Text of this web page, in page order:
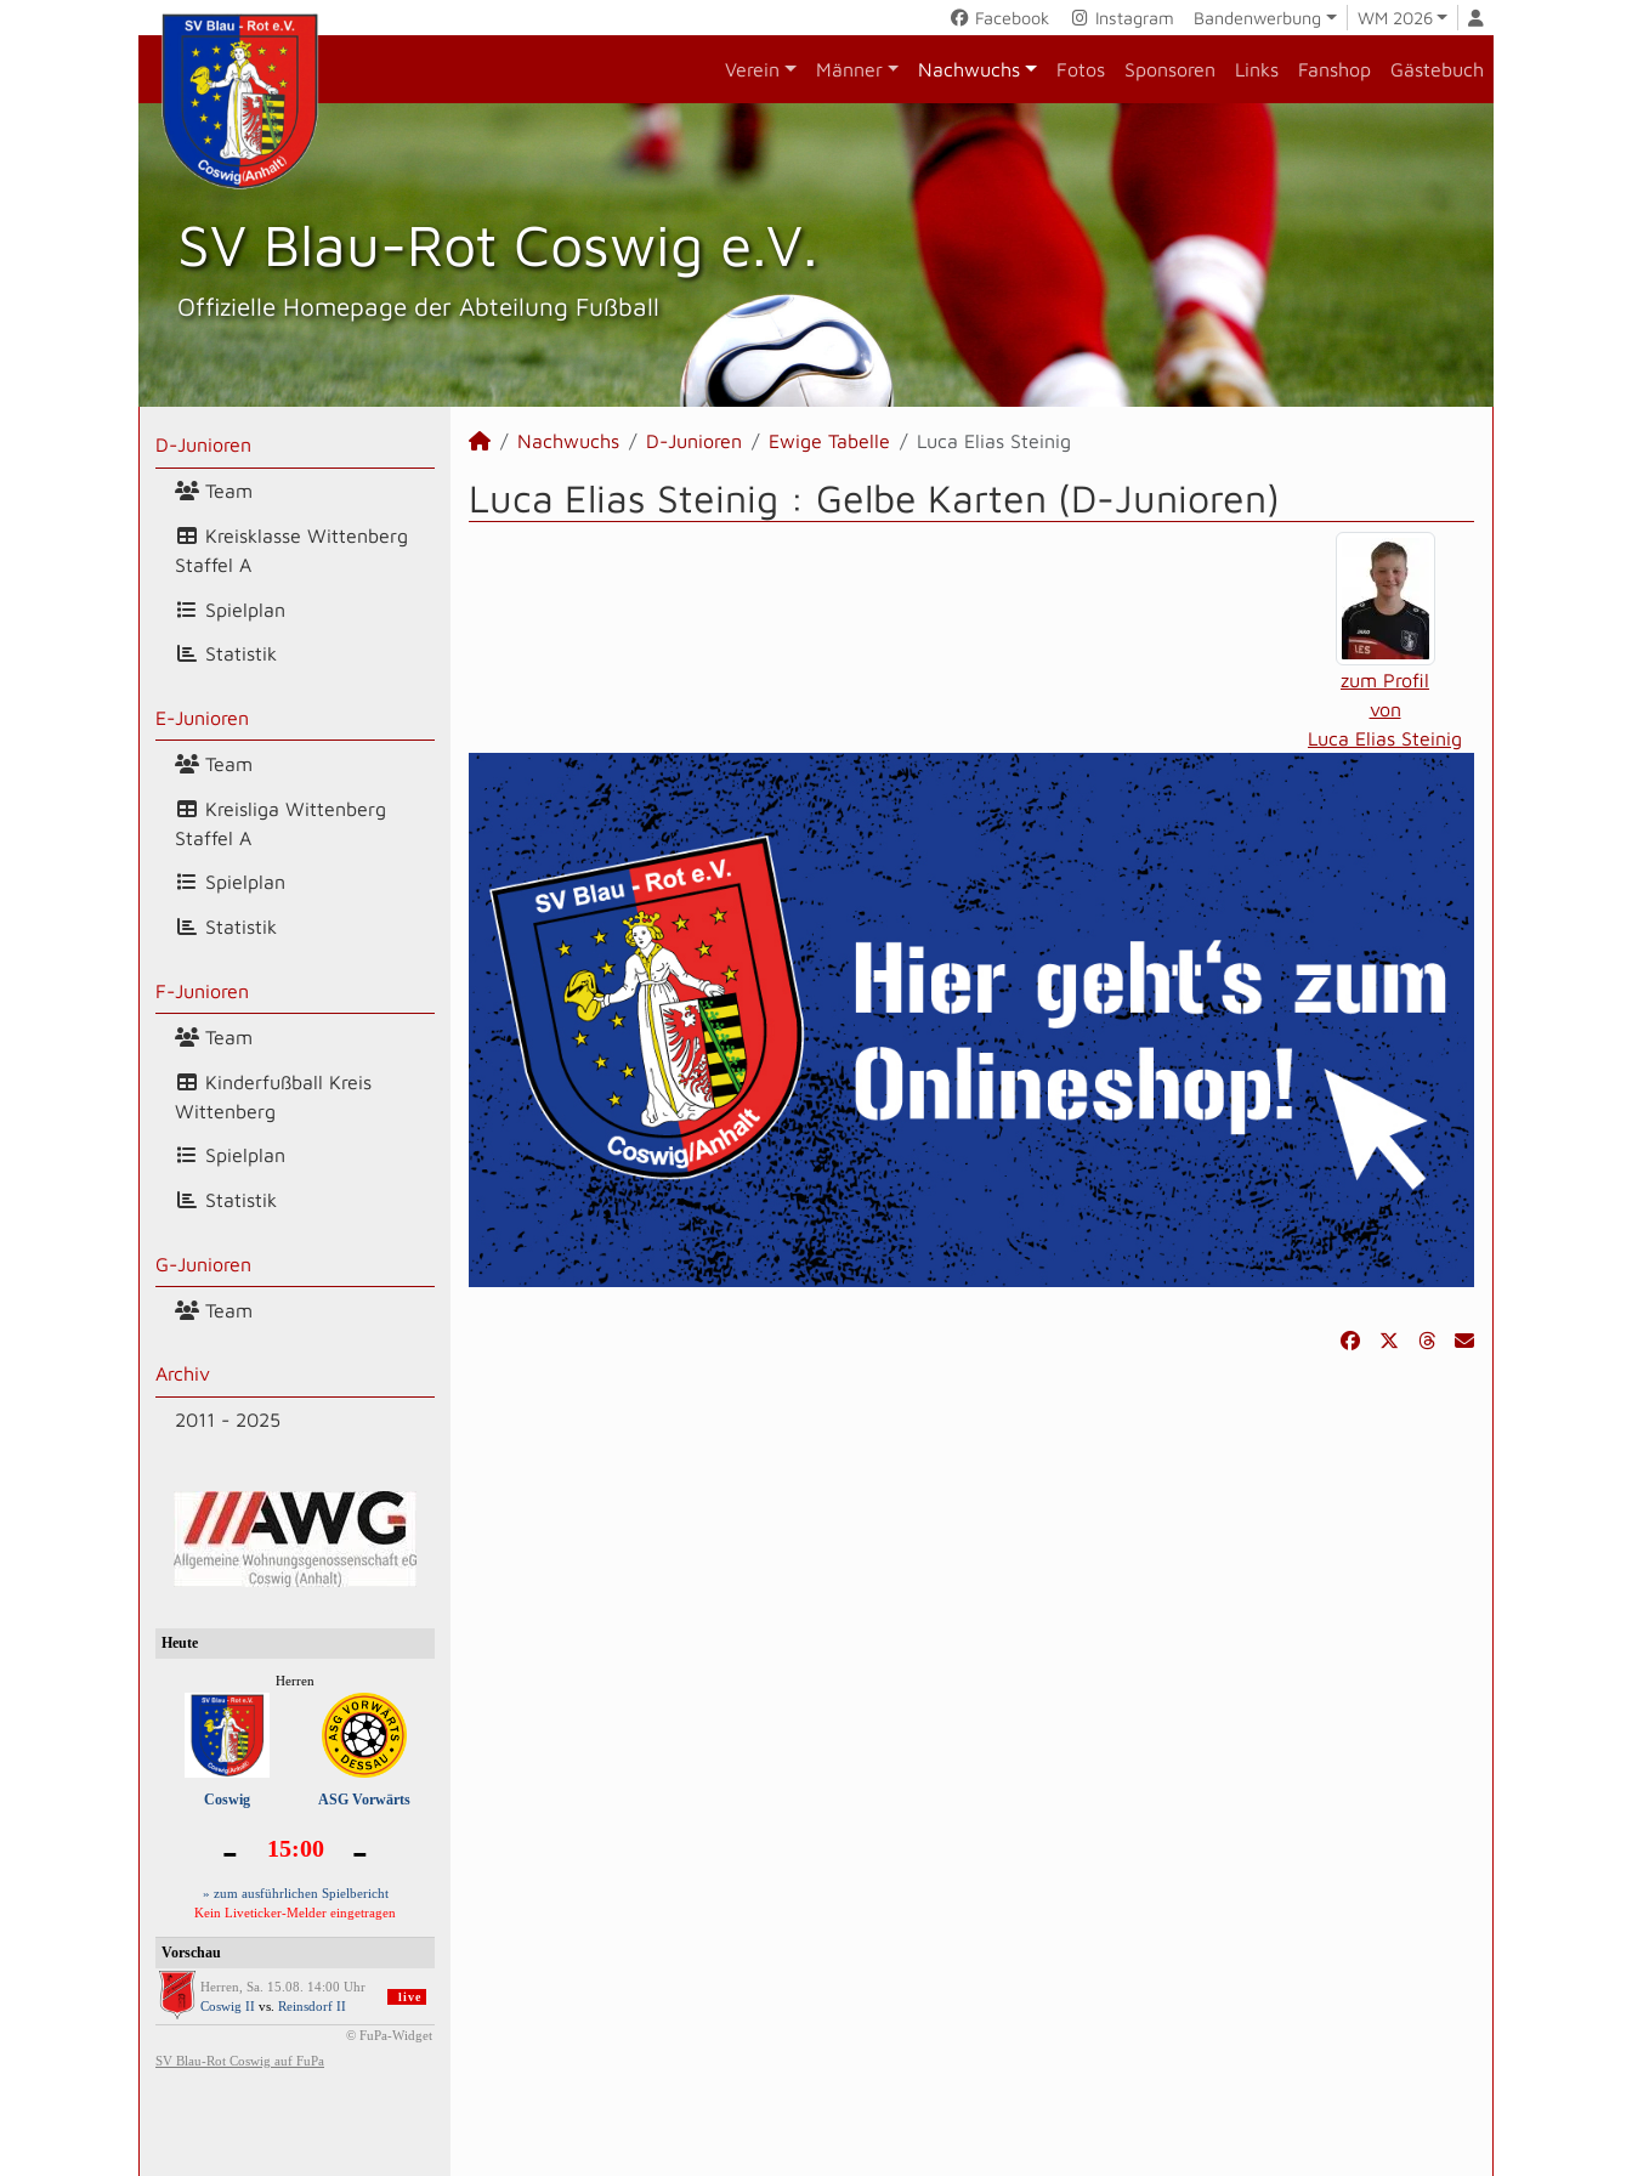
Facebook Instagram Bandenwerbung WM 2026
Verein Männer Nachwuchs Fotos Sponsoren Links Fanshop Gästebuch
SV Blau-Rot Coswig e.V.
Offizielle Homepage der Abteilung Fußball
D-Junioren
Team
Kreisklasse Wittenberg
Staffel A
Spielplan
Statistik
E-Junioren
Team
Kreisliga Wittenberg
Staffel A
Spielplan
Statistik
F-Junioren
Team
Kinderfußball Kreis
Wittenberg
Spielplan
Statistik
G-Junioren
Team
Archiv
2011 - 2025
Nachwuchs D-Junioren Ewige Tabelle Luca Elias Steinig
Luca Elias Steinig : Gelbe Karten (D-Junioren)
zum Profil
von
Luca Elias Steinig